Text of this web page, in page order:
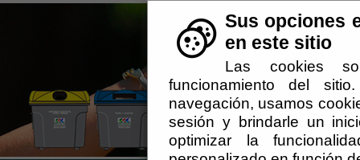
Sus opciones
en este sitio
Las cookies
funcionamiento del
navegación, usamos
sesión y brindarle un
optimizar la